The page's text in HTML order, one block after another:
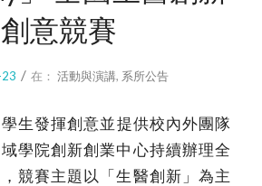
創意競賽
/ 在： 活動與演講, 系所公告
生發揮創意並提供校內外團隊
學院創新創業中心持續辦理全
競賽主題以「生醫創新」為主